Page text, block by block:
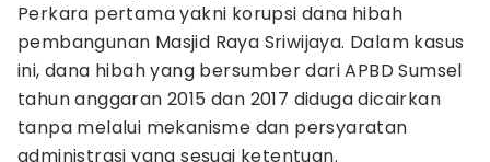
Perkara pertama yakni korupsi dana hibah
pembangunan Masjid Raya Sriwijaya. Dalam kasus
ini, dana hibah yang bersumber dari APBD Sumsel
tahun anggaran 2015 dan 2017 diduga dicairkan
tanpa melalui mekanisme dan persyaratan
administrasi yang sesuai ketentuan.